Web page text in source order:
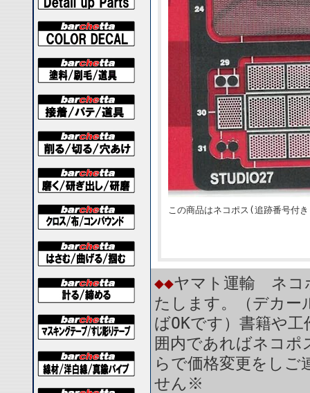
この商品はネコポス(追跡番号付
◆◆ヤマト運輸 ネコ
たします。（デカー
ばOKです）書籍や
囲内であればネコポ
らで価格変更をし
せん※